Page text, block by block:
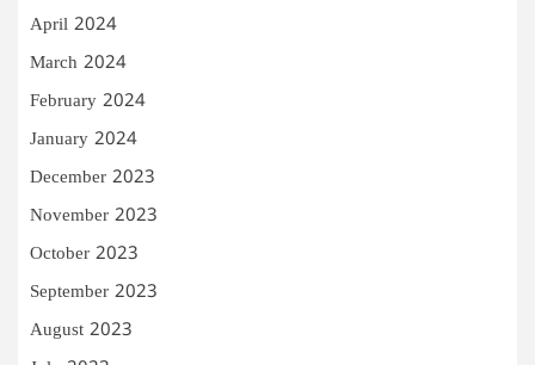
April 2024
March 2024
February 2024
January 2024
December 2023
November 2023
October 2023
September 2023
August 2023